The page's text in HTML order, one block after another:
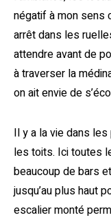
négatif à mon sens
arrêt dans les
attendre avant de
à traverser la
on ait envie de
Il y a la vie dans
les toits. Ici toutes
beaucoup de bars
jusqu’au plus haut
escalier monté